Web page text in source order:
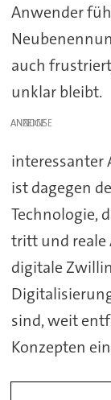
Anwender
auch
unklar bleibt.
ANZEIGE
interessanter
ist dagegen
Technologie,
tritt und reale
digitale
sind, weit
Konzepten